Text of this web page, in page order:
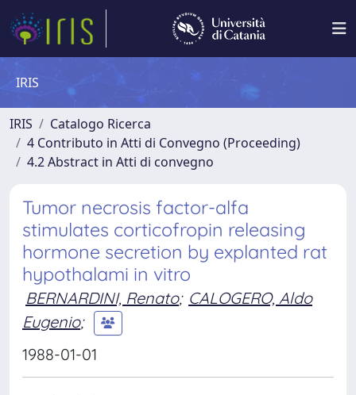
IRIS
IRIS
Catalogo Ricerca
4 Contributo in Atti di Convegno (Proceeding)
4.2 Abstract in Atti di convegno
Tumor necrosis factor-alfa
stimulates corticofropin releasing
hormone secretion by explanted rat
hypothalami in vitro
BERNARDINI, Renato; CALOGERO, Aldo
Eugenio;
1988-01-01